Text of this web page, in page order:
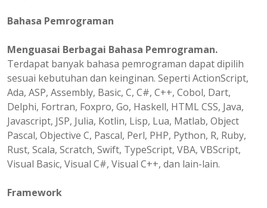
Bahasa Pemrograman
Menguasai Berbagai Bahasa Pemrograman.
Terdapat banyak bahasa pemrograman dapat dipilih
sesuai kebutuhan dan keinginan. Seperti ActionScript,
Ada, ASP, Assembly, Basic, C, C#, C++, Cobol, Dart,
Delphi, Fortran, Foxpro, Go, Haskell, HTML CSS, Java,
Javascript, JSP, Julia, Kotlin, Lisp, Lua, Matlab, Object
Pascal, Objective C, Pascal, Perl, PHP, Python, R, Ruby,
Rust, Scala, Scratch, Swift, TypeScript, VBA, VBScript,
Visual Basic, Visual C#, Visual C++, dan lain-lain.
Framework